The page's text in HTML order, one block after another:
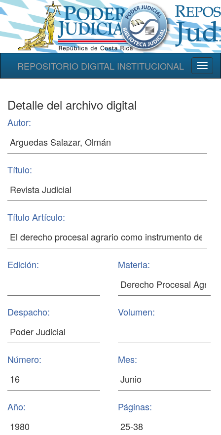
REPOSITORIO DIGITAL INSTITUCIONAL
Detalle del archivo digital
Autor:
Título:
Título Artículo:
Edición: Materia:
Despacho: Volumen:
Número: Mes:
Año: Páginas: